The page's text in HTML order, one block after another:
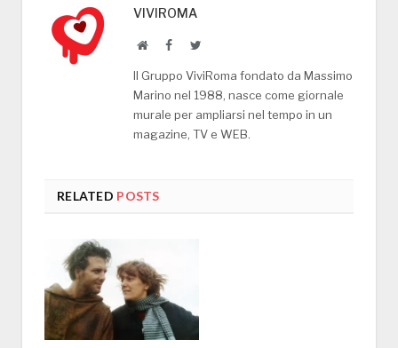
VIVIROMA
WebsiteFacebookTwitter
Il Gruppo ViviRoma fondato da Massimo
Marino nel 1988, nasce come giornale
murale per ampliarsi nel tempo in un
magazine, TV e WEB.
RELATED POSTS